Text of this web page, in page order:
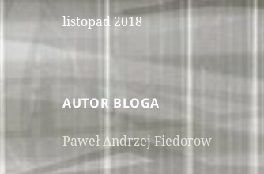
listopad 2018
AUTOR BLOGA
Paweł Andrzej Fiedorow